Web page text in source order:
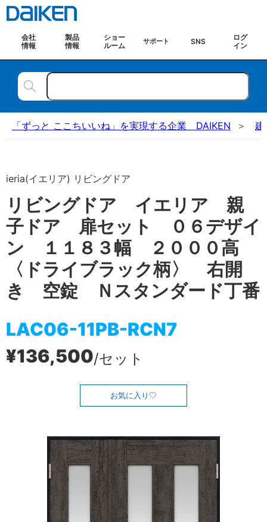
会社
情報
製品
情報
ショー
ルーム
サポート SNS
ログ
イン
「ずっと ここちいいね」を実現する企業 DAIKEN 建
ieria(イエリア) リビングドア
リビングドア イエリア 親
子ドア 扉セット ０６デザイ
ン １１８３幅 ２０００高
〈ドライブラック柄〉 右開
き 空錠 Ｎスタンダード丁番
LAC06-11PB-RCN7
¥136,500/セット
お気に入り